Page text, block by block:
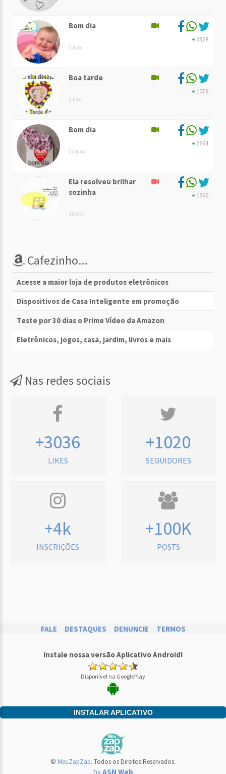
Bom dia
2 Nov
2328
Boa tarde
3 Fev
1079
Bom dia
24 Nov
2664
Ela resolveu brilhar
sozinha
18 Abr
1560
Cafezinho...
Acesse a maior loja de produtos eletrônicos
Dispositivos de Casa Inteligente em promoção
Teste por 30 dias o Prime Vídeo da Amazon
Eletrônicos, jogos, casa, jardim, livros e mais
Nas redes sociais
+3036
LIKES
+1020
SEGUIDORES
+4k
INSCRIÇÕES
+100K
POSTS
FALE DESTAQUES DENUNCIE TERMOS
Instale nossa versão Aplicativo Android!
Disponível na GooglePlay
INSTALAR APLICATIVO
© MeuZapZap. Todos os Direitos Reservados.
byASN Web